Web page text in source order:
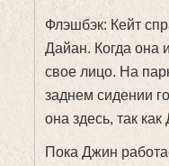
Флэшбэк: Кейт
Дайан. Когда она
свое лицо. На
заднем сидении
она здесь, так
Пока Джин